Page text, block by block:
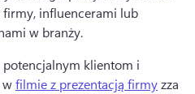
firmy, influencerami lub
w branży.
potencjalnym klientom i
w filmie z prezentacją firmy zza